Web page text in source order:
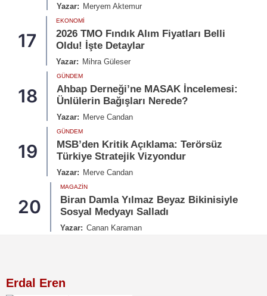
Yazar: Meryem Aktemur
17
EKONOMI
2026 TMO Fındık Alım Fiyatları Belli
Oldu! İşte Detaylar
Yazar: Mihra Güleser
18
GÜNDEM
Ahbap Derneği’ne MASAK İncelemesi:
Ünlülerin Bağışları Nerede?
Yazar: Merve Candan
19
GÜNDEM
MSB’den Kritik Açıklama: Terörsüz
Türkiye Stratejik Vizyondur
Yazar: Merve Candan
20
MAGAZIN
Biran Damla Yılmaz Beyaz Bikinisiyle
Sosyal Medyayı Salladı
Yazar: Canan Karaman
Erdal Eren